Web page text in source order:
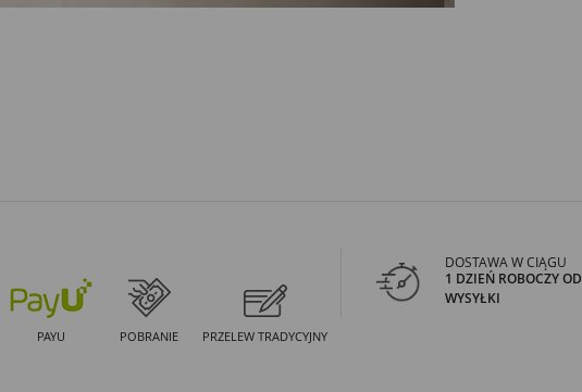
PAYU POBRANIE PRZELEW TRADYCYJNY
DOSTAWA W CIĄGU
1 DZIEŃ ROBOCZY OD
WYSYŁKI